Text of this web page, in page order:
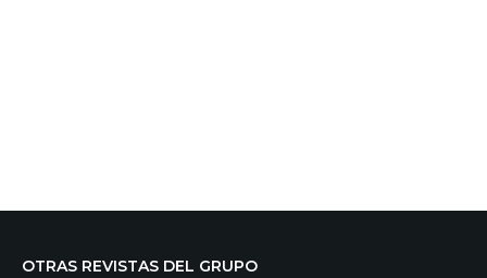
OTRAS REVISTAS DEL GRUPO